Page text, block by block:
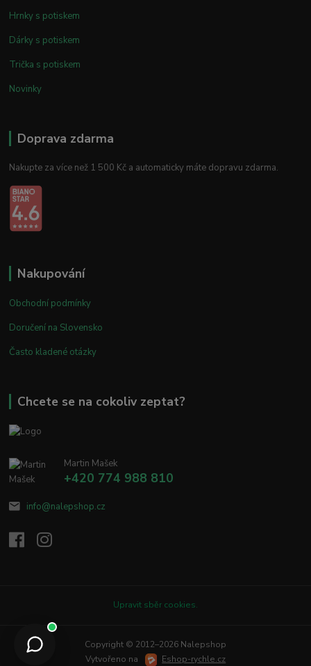
Hrnky s potiskem
Dárky s potiskem
Trička s potiskem
Novinky
Doprava zdarma
Nakupte za více než 1 500 Kč a automaticky máte dopravu zdarma.
Nakupování
Obchodní podmínky
Doručení na Slovensko
Často kladené otázky
Chcete se na cokoliv zeptat?
Martin Mašek
+420 774 988 810
info@nalepshop.cz
Upravit sběr cookies.
Copyright © 2012–2026 Nalepshop
Vytvořeno na
Eshop-rychle.cz